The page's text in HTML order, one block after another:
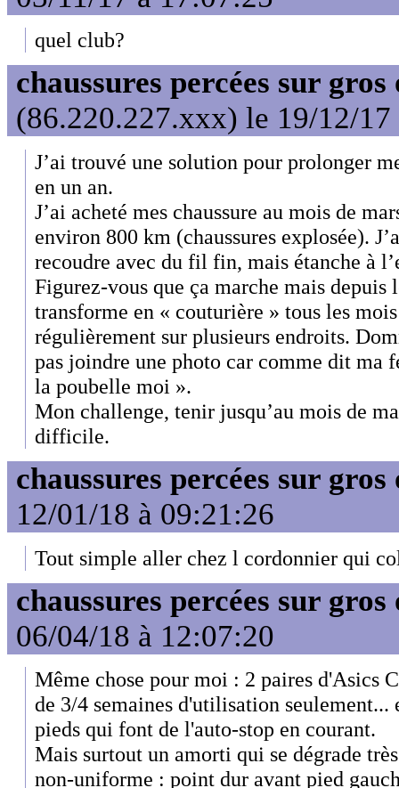
quel club?
chaussures percées sur
(86.220.227.xxx) le 19/12/17
J’ai trouvé une solution pour prolonger
en un an.
J’ai acheté mes chaussure au mois de
environ 800 km (chaussures explosée).
recoudre avec du fil fin, mais étanche à
Figurez-vous que ça marche mais depuis
transforme en « couturière » tous les
régulièrement sur plusieurs endroits.
pas joindre une photo car comme dit ma
la poubelle moi ».
Mon challenge, tenir jusqu’au mois de
difficile.
chaussures percées sur
12/01/18 à 09:21:26
Tout simple aller chez l cordonnier qui
chaussures percées sur
06/04/18 à 12:07:20
Même chose pour moi : 2 paires d'Asics
de 3/4 semaines d'utilisation seulement...
pieds qui font de l'auto-stop en courant.
Mais surtout un amorti qui se dégrade
non-uniforme : point dur avant pied